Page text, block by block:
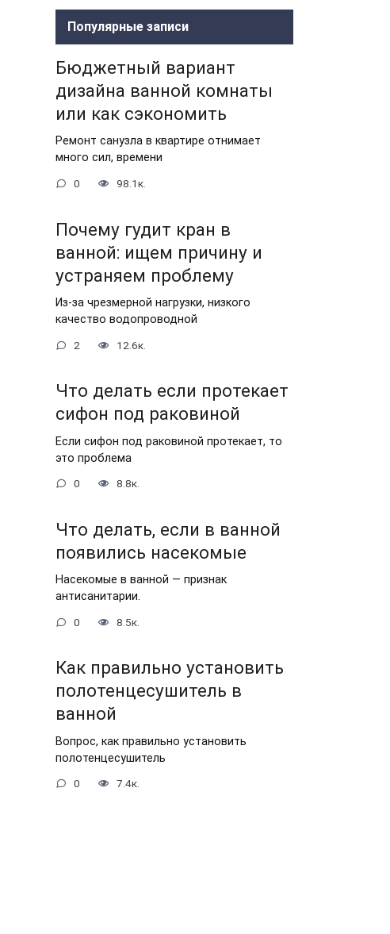
Популярные записи
Бюджетный вариант
дизайна ванной комнаты
или как сэкономить
Ремонт санузла в квартире отнимает
много сил, времени
0 98.1к.
Почему гудит кран в
ванной: ищем причину и
устраняем проблему
Из-за чрезмерной нагрузки, низкого
качество водопроводной
2 12.6к.
Что делать если протекает
сифон под раковиной
Если сифон под раковиной протекает, то
это проблема
0 8.8к.
Что делать, если в ванной
появились насекомые
Насекомые в ванной — признак
антисанитарии.
0 8.5к.
Как правильно установить
полотенцесушитель в
ванной
Вопрос, как правильно установить
полотенцесушитель
0 7.4к.